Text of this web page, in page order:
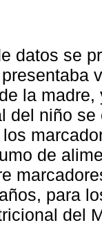
datos se
la
del niño
de
para
del